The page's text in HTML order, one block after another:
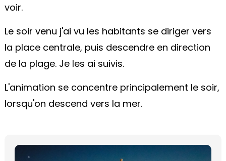
voir.
Le soir venu j'ai vu les habitants se diriger vers
la place centrale, puis descendre en direction
de la plage. Je les ai suivis.
L'animation se concentre principalement le soir,
lorsqu'on descend vers la mer.